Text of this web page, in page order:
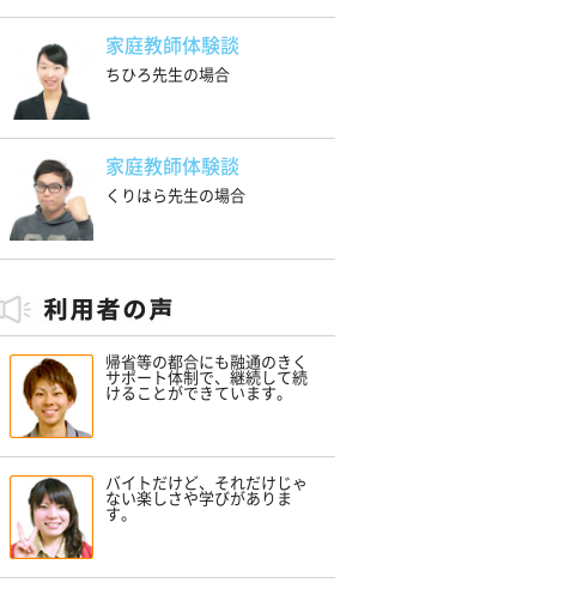
家庭教師体験談
ちひろ先生の場合
家庭教師体験談
くりはら先生の場合
帰省等の都合にも融通のきく
サポート体制で、継続して続
けることができています。
バイトだけど、それだけじゃ
ない楽しさや学びがありま
す。